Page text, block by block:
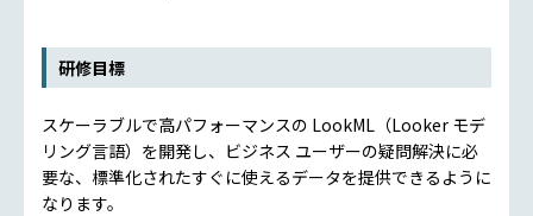
研修目標
スケーラブルで高パフォーマンスの LookML（Looker モデ
リング言語）を開発し、ビジネス ユーザーの疑問解決に必
要な、標準化されたすぐに使えるデータを提供できるように
なります。